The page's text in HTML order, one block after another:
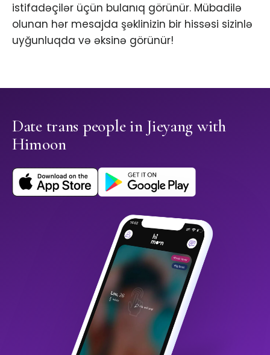
istifadəçilər üçün bulanıq görünür. Mübadilə
olunan hər mesajda şəklinizin bir hissəsi sizinlə
uyğunluqda və əksinə görünür!
Date trans people in Jieyang with
Himoon